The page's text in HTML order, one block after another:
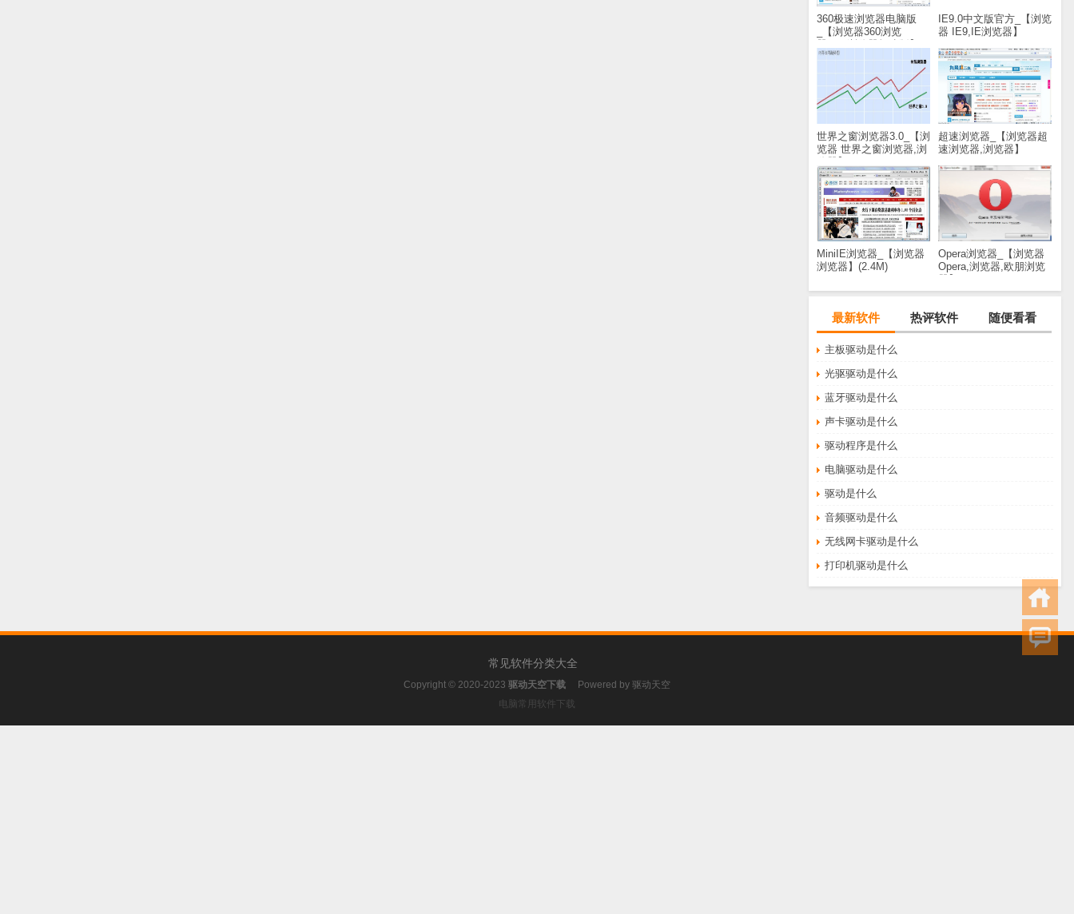
360极速浏览器电脑版
_【浏览器360浏览
(38.8M)
IE9.0中文版官方_【浏览
器 IE9,IE浏览器】
世界之窗浏览器3.0_【浏
览器 世界之窗浏览器,浏
超速浏览器_【浏览器超
速浏览器,浏览器】
MiniIE浏览器_【浏览器
浏览器】(2.4M)
Opera浏览器_【浏览器
Opera,浏览器,欧朋浏览
最新软件 热评软件 随便看看
主板驱动是什么
光驱驱动是什么
蓝牙驱动是什么
声卡驱动是什么
驱动程序是什么
电脑驱动是什么
驱动是什么
音频驱动是什么
无线网卡驱动是什么
打印机驱动是什么
常见软件分类大全
Copyright © 2020-2023 驱动天空下载 Powered by 驱动天空
电脑常用软件下载